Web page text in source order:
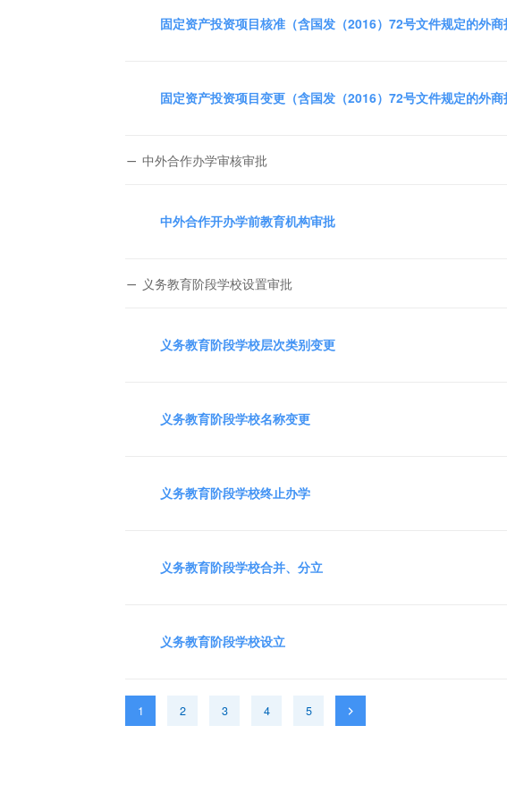
固定资产投资项目核准（含国发（2016）72号文件规定的外商
固定资产投资项目变更（含国发（2016）72号文件规定的外商
中外合作办学审核审批
中外合作开办学前教育机构审批
义务教育阶段学校设置审批
义务教育阶段学校层次类别变更
义务教育阶段学校名称变更
义务教育阶段学校终止办学
义务教育阶段学校合并、分立
义务教育阶段学校设立
1 2 3 4 5